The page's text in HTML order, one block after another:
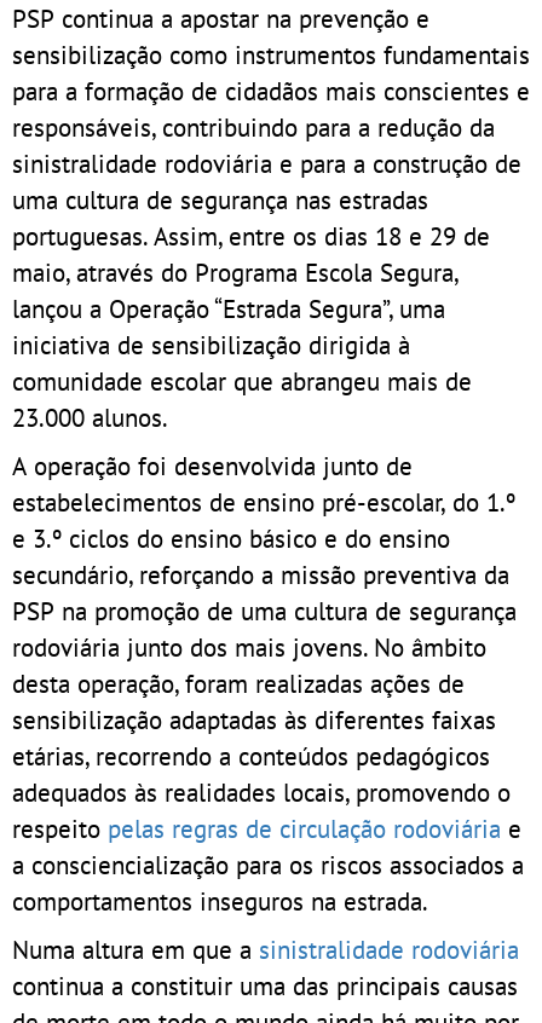
PSP continua a apostar na prevenção e
sensibilização como instrumentos fundamentais
para a formação de cidadãos mais conscientes e
responsáveis, contribuindo para a redução da
sinistralidade rodoviária e para a construção de
uma cultura de segurança nas estradas
portuguesas. Assim, entre os dias 18 e 29 de
maio, através do Programa Escola Segura,
lançou a Operação “Estrada Segura”, uma
iniciativa de sensibilização dirigida à
comunidade escolar que abrangeu mais de
23.000 alunos.
A operação foi desenvolvida junto de
estabelecimentos de ensino pré-escolar, do 1.º
e 3.º ciclos do ensino básico e do ensino
secundário, reforçando a missão preventiva da
PSP na promoção de uma cultura de segurança
rodoviária junto dos mais jovens. No âmbito
desta operação, foram realizadas ações de
sensibilização adaptadas às diferentes faixas
etárias, recorrendo a conteúdos pedagógicos
adequados às realidades locais, promovendo o
respeito pelas regras de circulação rodoviária e
a consciencialização para os riscos associados a
comportamentos inseguros na estrada.
Numa altura em que a sinistralidade rodoviária
continua a constituir uma das principais causas